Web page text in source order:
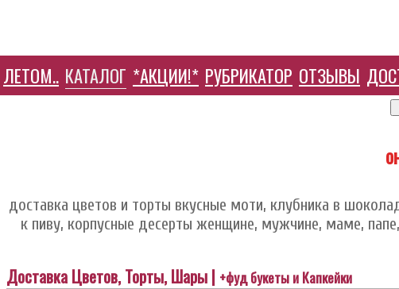
ЛЕТОМ.. КАТАЛОГ *АКЦИИ!* РУБРИКАТОР ОТЗЫВЫ
доставка цветов и торты вкусные моти, клубника в
к пиву, корпусные десерты женщине, мужчине, маме,
Доставка Цветов, Торты, Шары | +фуд букеты и Капкейки